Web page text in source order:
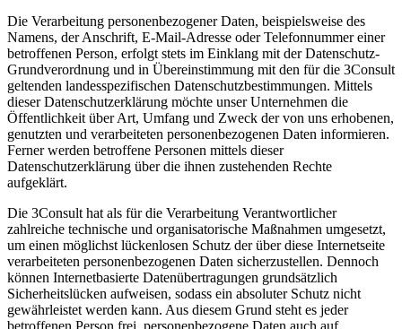
Die Verarbeitung personenbezogener Daten, beispielsweise des
Namens, der Anschrift, E-Mail-Adresse oder Telefonnummer einer
betroffenen Person, erfolgt stets im Einklang mit der Datenschutz-
Grundverordnung und in Übereinstimmung mit den für die 3Consult
geltenden landesspezifischen Datenschutzbestimmungen. Mittels
dieser Datenschutzerklärung möchte unser Unternehmen die
Öffentlichkeit über Art, Umfang und Zweck der von uns erhobenen,
genutzten und verarbeiteten personenbezogenen Daten informieren.
Ferner werden betroffene Personen mittels dieser
Datenschutzerklärung über die ihnen zustehenden Rechte
aufgeklärt.
Die 3Consult hat als für die Verarbeitung Verantwortlicher
zahlreiche technische und organisatorische Maßnahmen umgesetzt,
um einen möglichst lückenlosen Schutz der über diese Internetseite
verarbeiteten personenbezogenen Daten sicherzustellen. Dennoch
können Internetbasierte Datenübertragungen grundsätzlich
Sicherheitslücken aufweisen, sodass ein absoluter Schutz nicht
gewährleistet werden kann. Aus diesem Grund steht es jeder